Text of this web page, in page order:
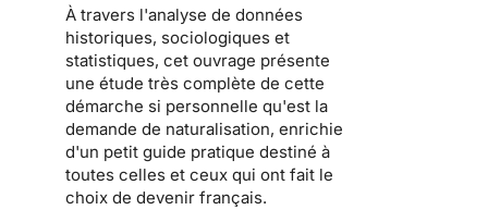
À travers l'analyse de données
historiques, sociologiques et
statistiques, cet ouvrage présente
une étude très complète de cette
démarche si personnelle qu'est la
demande de naturalisation, enrichie
d'un petit guide pratique destiné à
toutes celles et ceux qui ont fait le
choix de devenir français.